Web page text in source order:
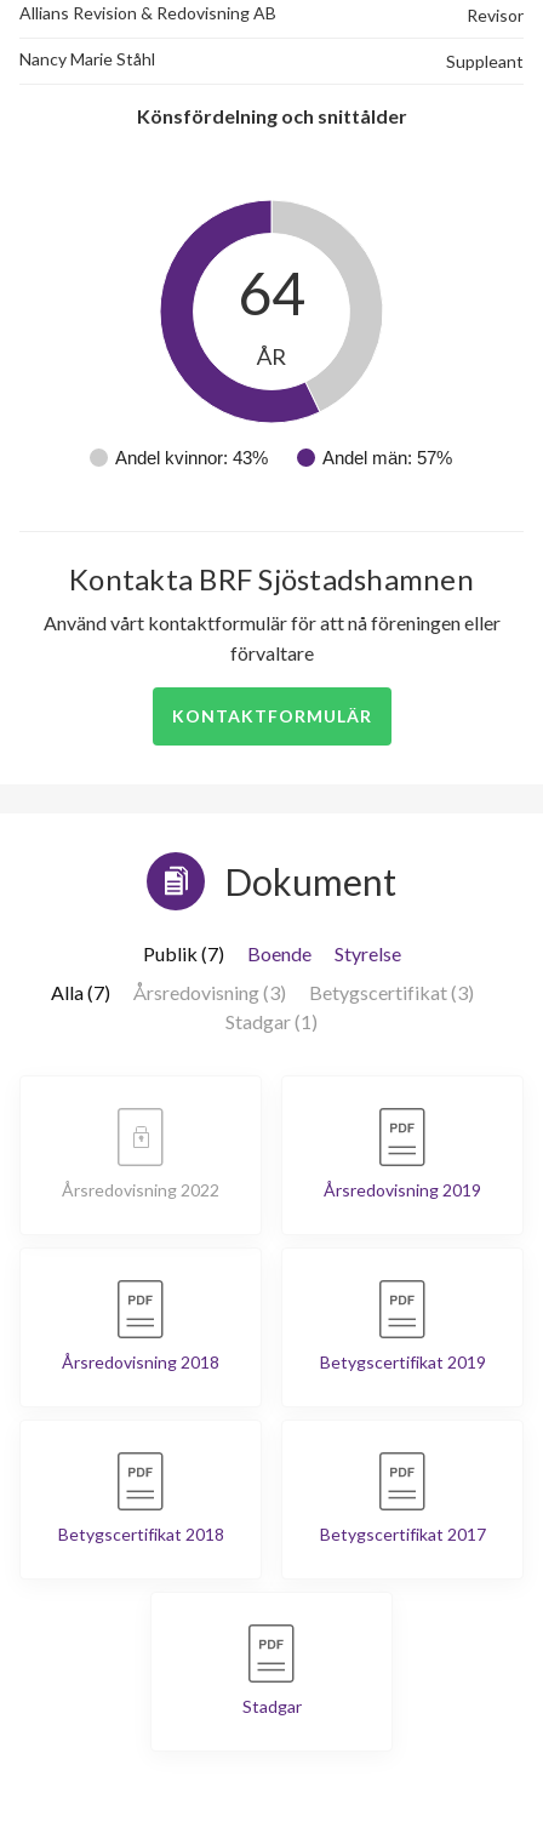
Allians Revision & Redovisning AB Revisor
Nancy Marie Ståhl Suppleant
Könsfördelning och snittålder
Andel kvinnor: 43% Andel män: 57%
64
ÅR
Kontakta BRF Sjöstadshamnen
Använd vårt kontaktformulär för att nå föreningen eller
förvaltare
KONTAKTFORMULÄR
Dokument
Publik (7) Boende
Styrelse
Alla (7)
Årsredovisning (3)
Betygscertifikat (3)
Stadgar (1)
Årsredovisning 2022 Årsredovisning 2019
Årsredovisning 2018 Betygscertifikat 2019
Betygscertifikat 2018 Betygscertifikat 2017
Stadgar